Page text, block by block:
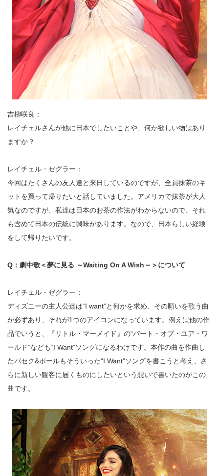
吉柳咲良：
レイチェルさんが他に日本でしたいことや、何か欲しい物はあり
ますか？
レイチェル・ゼグラー：
今回はたくさんの友人達と来日しているのですが、全員抹茶のキ
ットを買って帰りたいと話していました。アメリカで抹茶が大人
気なのですが、私達は日本のお茶の作法がわからないので、それ
も含めて日本の伝統に興味があります。なので、日本らしい経験
をして帰りたいです。
Q：劇中歌＜夢に見る ～Waiting On A Wish～＞について
レイチェル・ゼグラー：
ディズニーの主人公達は“I want”と何かを求め、その願いを歌う曲
が必ずあり、それが1つのアイコンになっています。例えば他の作
品でいうと、『リトル・マーメイド』の“パート・オブ・ユア・ワ
ールド”なども“I Want”ソングになるわけです。本作の曲を作曲し
たパセク&ポールもそういった“I Want”ソングを書こうと考え、さ
らに新しい観客に届くものにしたいという想いで書いたのがこの
曲です。